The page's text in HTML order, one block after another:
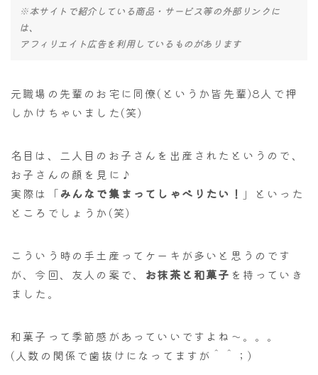
※本サイトで紹介している商品・サービス等の外部リンクに
は、
アフィリエイト広告を利用しているものがあります
元職場の先輩のお宅に同僚(というか皆先輩)8人で押
しかけちゃいました(笑)
名目は、二人目のお子さんを出産されたというので、
お子さんの顔を見に♪
実際は「みんなで集まってしゃべりたい！ 」といった
ところでしょうか(笑)
こういう時の手土産ってケーキが多いと思うのです
が、今回、友人の案で、 お抹茶と和菓子 を持っていき
ました。
和菓子って季節感があっていいですよね～。。。
(人数の関係で歯抜けになってますが＾＾；)